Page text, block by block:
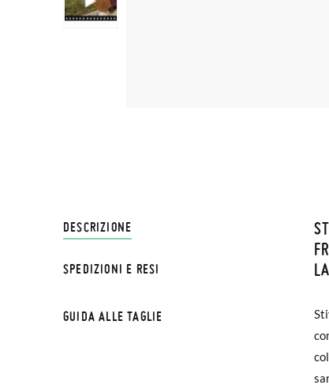
DESCRIZIONE
SPEDIZIONI E RESI
GUIDA ALLE TAGLIE